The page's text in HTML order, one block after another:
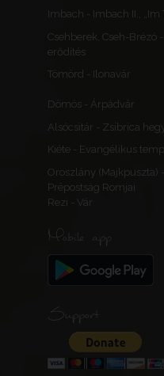
Imbach - Imbach II., „Im
Csehberek, Cseh-Brézó -
erődítés
Tömörd - Ilonavár
Dömös - Árpádvár
Alsócsitár - Zsibrica
Kiéte - Evangélikus
Oroszlány (Majkpuszta)
Prépostság Romjai
Rezi - Vár
Mobile app
Support